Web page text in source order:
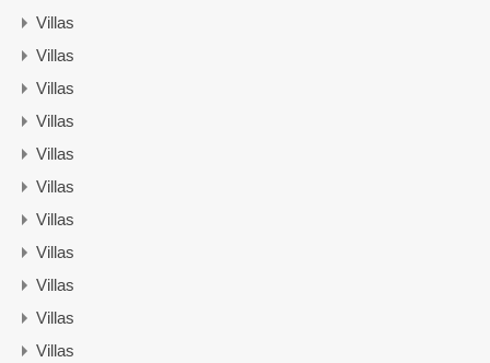
Villas
Villas
Villas
Villas
Villas
Villas
Villas
Villas
Villas
Villas
Villas